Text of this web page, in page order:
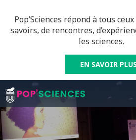
Pop’Sciences répond à tous
savoirs, de rencontres,
les sciences.
EN SAVOIR